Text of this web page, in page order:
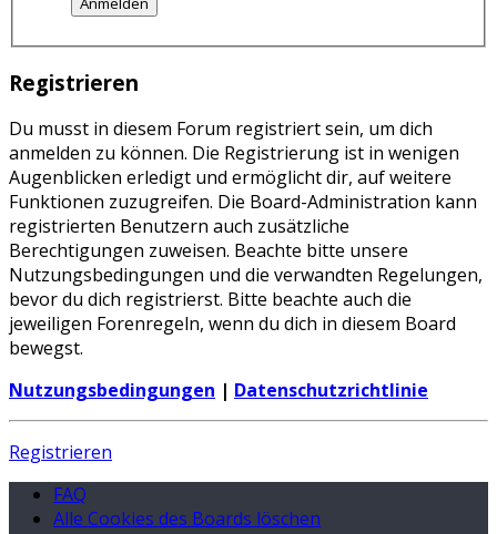
Registrieren
Du musst in diesem Forum registriert sein, um dich
anmelden zu können. Die Registrierung ist in wenigen
Augenblicken erledigt und ermöglicht dir, auf weitere
Funktionen zuzugreifen. Die Board-Administration kann
registrierten Benutzern auch zusätzliche
Berechtigungen zuweisen. Beachte bitte unsere
Nutzungsbedingungen und die verwandten Regelungen,
bevor du dich registrierst. Bitte beachte auch die
jeweiligen Forenregeln, wenn du dich in diesem Board
bewegst.
Nutzungsbedingungen | Datenschutzrichtlinie
Registrieren
FAQ
Alle Cookies des Boards löschen